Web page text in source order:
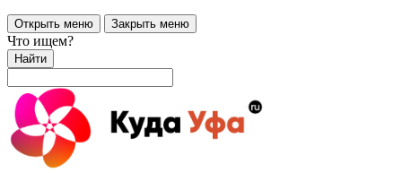
Открыть меню Закрыть меню
Что ищем?
Найти